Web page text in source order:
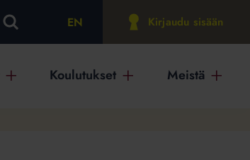
EN Kirjaudu sisään
Koulutukset Meistä